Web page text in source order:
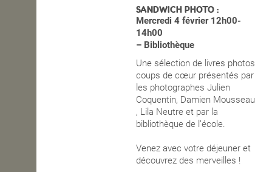
SANDWICH PHOTO :
Mercredi 4 février 12h00-
14h00
– Bibliothèque
Une sélection de livres photos
coups de cœur présentés par
les photographes Julien
Coquentin, Damien Mousseau
, Lila Neutre et par la
bibliothèque de l’école.
Venez avec votre déjeuner et
découvrez des merveilles !